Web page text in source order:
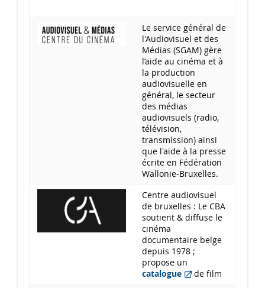
Le service général de
l'Audiovisuel et des
Médias (SGAM) gère
l’aide au cinéma et à
la production
audiovisuelle en
général, le secteur
des médias
audiovisuels (radio,
télévision,
transmission) ainsi
que l'aide à la presse
écrite en Fédération
Wallonie-Bruxelles.
Centre audiovisuel
de bruxelles : Le CBA
soutient & diffuse le
cinéma
documentaire belge
depuis 1978 ;
propose un
catalogue
de film